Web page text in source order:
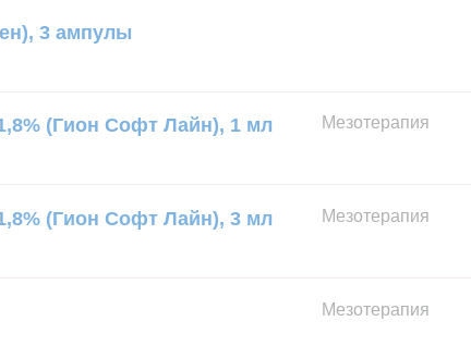
3 ампулы
(Гион Софт Лайн), 1 мл Мезотерапия
(Гион Софт Лайн), 3 мл Мезотерапия
Мезотерапия